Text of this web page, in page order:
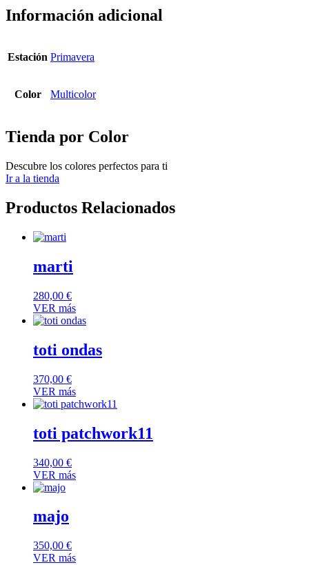
Información adicional
Estación Primavera
Color Multicolor
Tienda por Color
Descubre los colores perfectos para ti
Ir a la tienda
Productos Relacionados
marti
280,00 €
VER más
toti ondas
370,00 €
VER más
toti patchwork11
340,00 €
VER más
majo
350,00 €
VER más